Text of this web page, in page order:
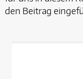
den Beitrag